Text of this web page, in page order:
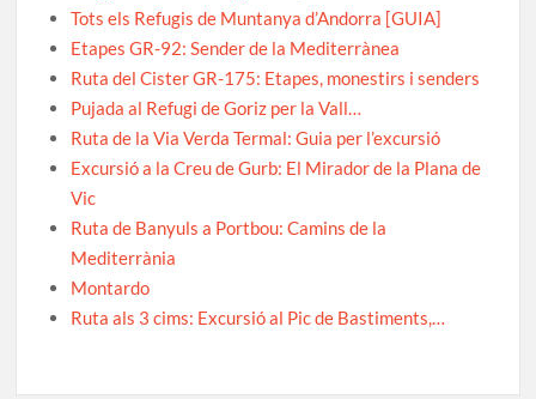
Tots els Refugis de Muntanya d’Andorra [GUIA]
Etapes GR-92: Sender de la Mediterrànea
Ruta del Cister GR-175: Etapes, monestirs i senders
Pujada al Refugi de Goriz per la Vall…
Ruta de la Via Verda Termal: Guia per l’excursió
Excursió a la Creu de Gurb: El Mirador de la Plana de
Vic
Ruta de Banyuls a Portbou: Camins de la
Mediterrània
Montardo
Ruta als 3 cims: Excursió al Pic de Bastiments,…